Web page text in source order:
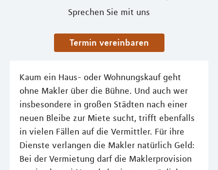
Sprechen Sie mit uns
Termin vereinbaren
Kaum ein Haus- oder Wohnungskauf geht
ohne Makler über die Bühne. Und auch wer
insbesondere in großen Städten nach einer
neuen Bleibe zur Miete sucht, trifft ebenfalls
in vielen Fällen auf die Vermittler. Für ihre
Dienste verlangen die Makler natürlich Geld:
Bei der Vermietung darf die Maklerprovision